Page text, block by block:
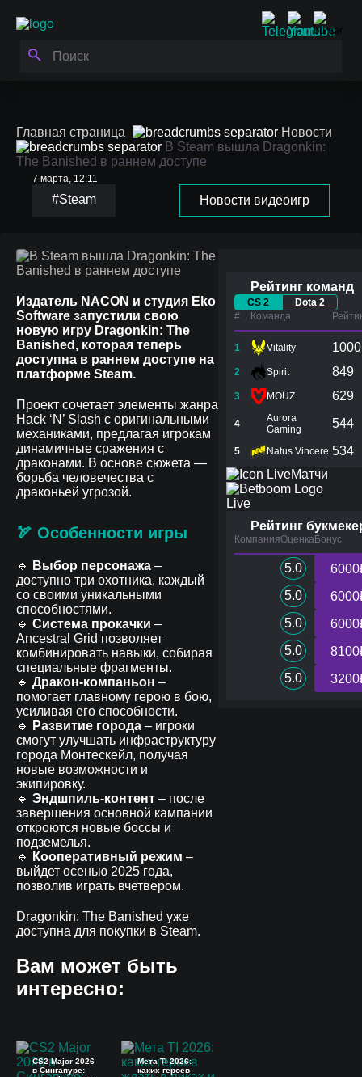
Главная страница
Новости
В Steam вышла Dragonkin:
The Banished в раннем доступе
7 марта, 12:11
#Steam Новости видеоигр
В Steam вышла
Dragonkin: The Banished
Издатель NACON и студия Eko
Software запустили свою
новую игру Dragonkin: The
Banished, которая теперь
доступна в раннем доступе на
платформе Steam.
Проект сочетает элементы жанра
Hack ‘N’ Slash с оригинальными
механиками, предлагая игрокам
динамичные сражения с
драконами. В основе сюжета —
борьба человечества с
драконьей угрозой.
🏹 Особенности игры
🔹 Выбор персонажа –
доступно три охотника, каждый
со своими уникальными
способностями.
🔹 Система прокачки –
Ancestral Grid позволяет
комбинировать навыки, собирая
специальные фрагменты.
🔹 Дракон-компаньон –
помогает главному герою в бою,
усиливая его способности.
🔹
Развитие города – игроки
смогут улучшать инфраструктуру
города Монтескейл, получая
новые возможности и
экипировку.
🔹 Эндшпиль-контент – после
завершения основной кампании
откроются новые боссы и
подземелья.
🔹
Кооперативный режим –
выйдет осенью 2025 года,
позволив играть вчетвером.
Dragonkin: The Banished уже
доступна для покупки в Steam.
Вам может быть
интересно:
CS2 Major 2026
в Сингапуре:
Мета TI 2026:
каких героев
Рейтинг команд
CS 2
Dota 2
#
Команда
1 Vitality 1000
2 Spirit 849
3 MOUZ 629
4
Aurora
Gaming
544
5 Natus Vincere 534
Матчи
Live
Рейтинг
КомпанияОценкаБонус
5.0
5.0
5.0
5.0
5.0